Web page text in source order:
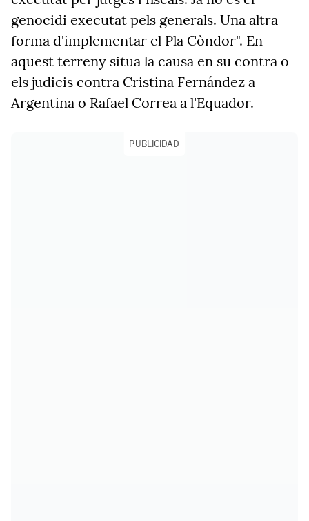
genocidi executat pels generals. Una altra
forma d'implementar el Pla Còndor". En
aquest terreny situa la causa en su contra o
els judicis contra Cristina Fernández a
Argentina o Rafael Correa a l'Equador.
PUBLICIDAD